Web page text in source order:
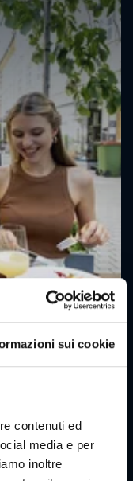
sui cookie
contenuti ed
media e per
inoltre
dei Sapori